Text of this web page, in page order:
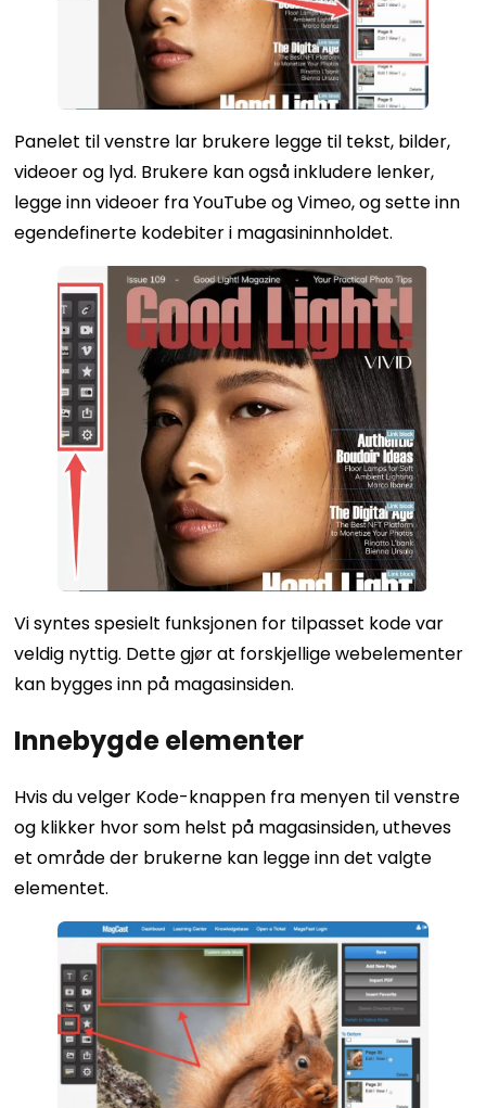
Panelet til venstre lar brukere legge til tekst, bilder,
videoer og lyd. Brukere kan også inkludere lenker,
legge inn videoer fra YouTube og Vimeo, og sette inn
egendefinerte kodebiter i magasininnholdet.
Vi syntes spesielt funksjonen for tilpasset kode var
veldig nyttig. Dette gjør at forskjellige webelementer
kan bygges inn på magasinsiden.
Innebygde elementer
Hvis du velger Kode-knappen fra menyen til venstre
og klikker hvor som helst på magasinsiden, utheves
et område der brukerne kan legge inn det valgte
elementet.